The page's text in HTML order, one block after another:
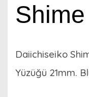
Daiichiseiko
Yüzüğü 21mm.